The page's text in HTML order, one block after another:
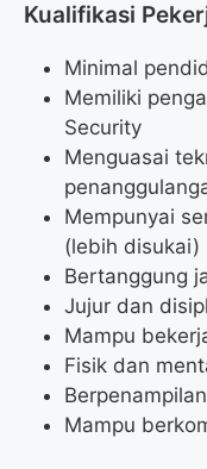
Kualifikasi
Minimal
Memiliki
Security
Menguasai
Mempunyai
(lebih disukai)
Bertanggung
Jujur dan
Mampu
Fisik dan
Mampu